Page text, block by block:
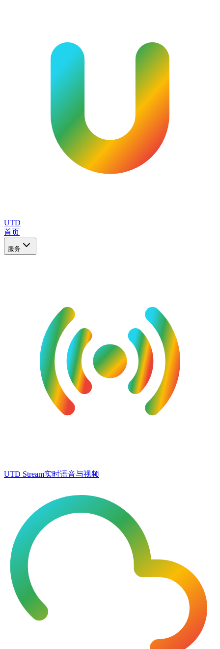
UTD
首页
服务
UTD Stream实时语音与视频